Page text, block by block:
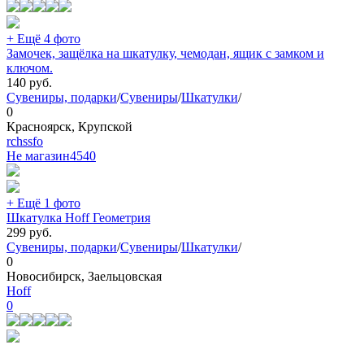
+ Ещё 4 фото
Замочек, защёлка на шкатулку, чемодан, ящик с замком и
ключом.
140 руб.
Сувениры, подарки/Сувениры/Шкатулки/
0
Красноярск, Крупской
rchssfo
Не магазин4540
+ Ещё 1 фото
Шкатулка Hoff Геометрия
299 руб.
Сувениры, подарки/Сувениры/Шкатулки/
0
Новосибирск, Заельцовская
Hoff
0